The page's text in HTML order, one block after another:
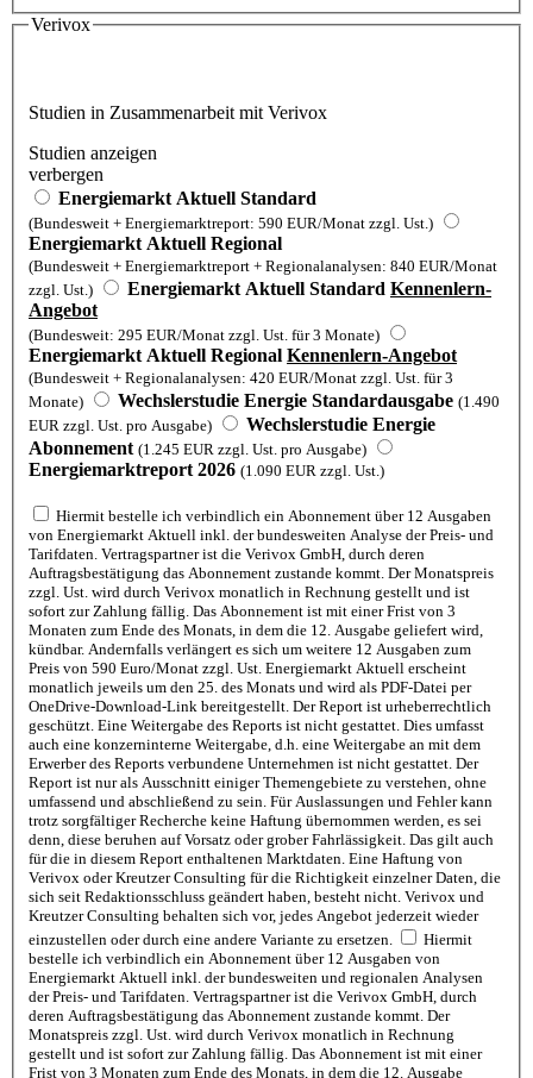
Verivox
Studien in Zusammenarbeit mit Verivox
Studien anzeigen
verbergen
Energiemarkt Aktuell Standard
(Bundesweit + Energiemarktreport: 590 EUR/Monat zzgl. Ust.)
Energiemarkt Aktuell Regional
(Bundesweit + Energiemarktreport + Regionalanalysen: 840 EUR/Monat
zzgl. Ust.)
Energiemarkt Aktuell Standard Kennenlern-
Angebot
(Bundesweit: 295 EUR/Monat zzgl. Ust. für 3 Monate)
Energiemarkt Aktuell Regional Kennenlern-Angebot
(Bundesweit + Regionalanalysen: 420 EUR/Monat zzgl. Ust. für 3
Monate)
Wechslerstudie Energie Standardausgabe (1.490
EUR zzgl. Ust. pro Ausgabe)
Wechslerstudie Energie
Abonnement (1.245 EUR zzgl. Ust. pro Ausgabe)
Energiemarktreport 2026 (1.090 EUR zzgl. Ust.)
Hiermit bestelle ich verbindlich ein Abonnement über 12 Ausgaben
von Energiemarkt Aktuell inkl. der bundesweiten Analyse der Preis- und
Tarifdaten. Vertragspartner ist die Verivox GmbH, durch deren
Auftragsbestätigung das Abonnement zustande kommt. Der Monatspreis
zzgl. Ust. wird durch Verivox monatlich in Rechnung gestellt und ist
sofort zur Zahlung fällig. Das Abonnement ist mit einer Frist von 3
Monaten zum Ende des Monats, in dem die 12. Ausgabe geliefert wird,
kündbar. Andernfalls verlängert es sich um weitere 12 Ausgaben zum
Preis von 590 Euro/Monat zzgl. Ust. Energiemarkt Aktuell erscheint
monatlich jeweils um den 25. des Monats und wird als PDF-Datei per
OneDrive-Download-Link bereitgestellt. Der Report ist urheberrechtlich
geschützt. Eine Weitergabe des Reports ist nicht gestattet. Dies umfasst
auch eine konzerninterne Weitergabe, d.h. eine Weitergabe an mit dem
Erwerber des Reports verbundene Unternehmen ist nicht gestattet. Der
Report ist nur als Ausschnitt einiger Themengebiete zu verstehen, ohne
umfassend und abschließend zu sein. Für Auslassungen und Fehler kann
trotz sorgfältiger Recherche keine Haftung übernommen werden, es sei
denn, diese beruhen auf Vorsatz oder grober Fahrlässigkeit. Das gilt auch
für die in diesem Report enthaltenen Marktdaten. Eine Haftung von
Verivox oder Kreutzer Consulting für die Richtigkeit einzelner Daten, die
sich seit Redaktionsschluss geändert haben, besteht nicht. Verivox und
Kreutzer Consulting behalten sich vor, jedes Angebot jederzeit wieder
einzustellen oder durch eine andere Variante zu ersetzen.
Hiermit
bestelle ich verbindlich ein Abonnement über 12 Ausgaben von
Energiemarkt Aktuell inkl. der bundesweiten und regionalen Analysen
der Preis- und Tarifdaten. Vertragspartner ist die Verivox GmbH, durch
deren Auftragsbestätigung das Abonnement zustande kommt. Der
Monatspreis zzgl. Ust. wird durch Verivox monatlich in Rechnung
gestellt und ist sofort zur Zahlung fällig. Das Abonnement ist mit einer
Frist von 3 Monaten zum Ende des Monats, in dem die 12. Ausgabe